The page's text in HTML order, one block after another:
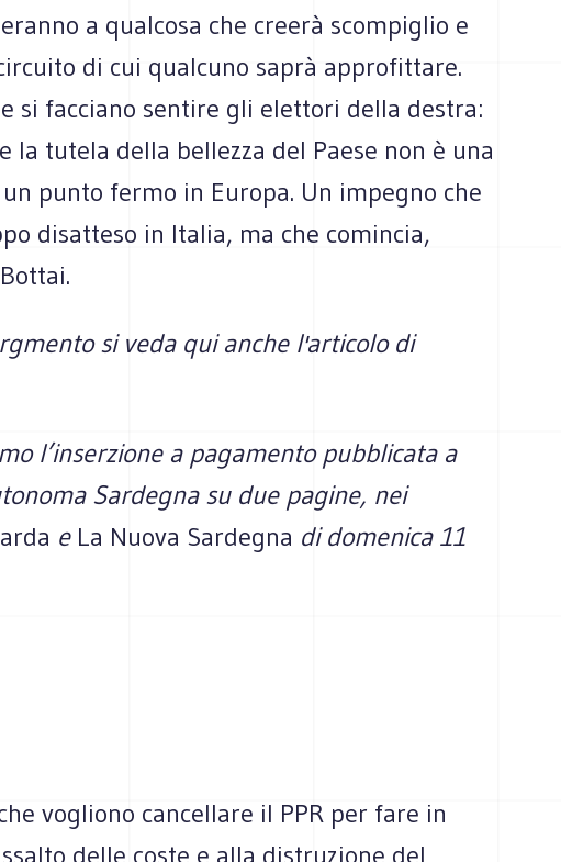
a qualcosa che creerà scompiglio e
di cui qualcuno saprà approfittare.
si facciano sentire gli elettori della destra:
la tutela della bellezza del Paese non è una
punto fermo in Europa. Un impegno che
disatteso in Italia, ma che comincia,
si veda qui anche l'articolo di
l’inserzione a pagamento pubblicata a
Sardegna su due pagine, nei
e La Nuova Sardegna di domenica 11
vogliono cancellare il PPR per fare in
delle coste e alla distruzione del